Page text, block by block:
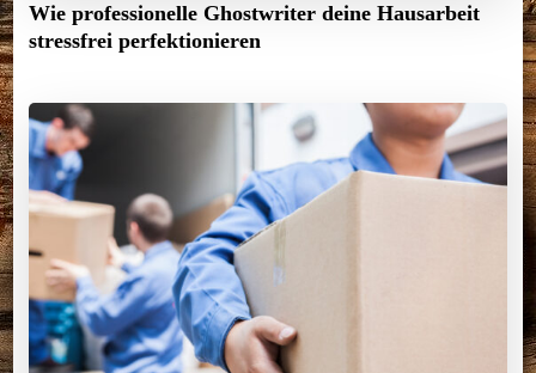
Wie professionelle Ghostwriter deine Hausarbeit
stressfrei perfektionieren